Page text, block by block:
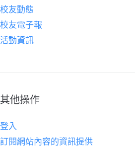
校友動態
校友電子報
活動資訊
其他操作
登入
訂閱網站內容的資訊提供